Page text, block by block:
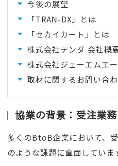
今後の展望
「TRAN-DX」とは
「セカイカート」とは
株式会社テンダ 会社概
株式会社ジェーエムエ
取材に関するお問い合
協業の背景：受注業
多くのBtoB企業において、
のような課題に直面していま